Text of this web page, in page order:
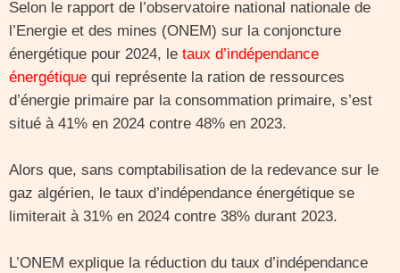
Selon le rapport de l’observatoire national nationale de
l’Energie et des mines (ONEM) sur la conjoncture
énergétique pour 2024, le taux d’indépendance
énergétique qui représente la ration de ressources
d’énergie primaire par la consommation primaire, s’est
situé à 41% en 2024 contre 48% en 2023.
Alors que, sans comptabilisation de la redevance sur le
gaz algérien, le taux d’indépendance énergétique se
limiterait à 31% en 2024 contre 38% durant 2023.
L’ONEM explique la réduction du taux d’indépendance